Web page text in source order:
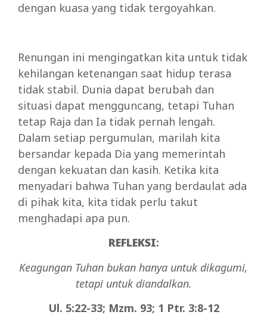
dengan kuasa yang tidak tergoyahkan.
Renungan ini mengingatkan kita untuk tidak
kehilangan ketenangan saat hidup terasa
tidak stabil. Dunia dapat berubah dan
situasi dapat mengguncang, tetapi Tuhan
tetap Raja dan Ia tidak pernah lengah.
Dalam setiap pergumulan, marilah kita
bersandar kepada Dia yang memerintah
dengan kekuatan dan kasih. Ketika kita
menyadari bahwa Tuhan yang berdaulat ada
di pihak kita, kita tidak perlu takut
menghadapi apa pun.
REFLEKSI:
Keagungan Tuhan bukan hanya untuk dikagumi,
tetapi untuk diandalkan.
Ul. 5:22-33; Mzm. 93; 1 Ptr. 3:8-12